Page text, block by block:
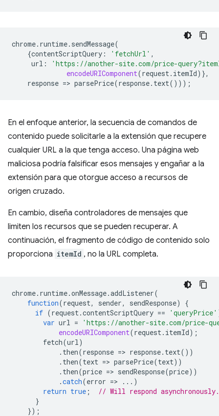
chrome. runtime. sendMessage(
{contentScriptQuery : 'fetchUrl' ,
url :
'https://another-site.com/price-
encodeURIComponent(request. itemId)},
response => parsePrice(response. text()));
En el enfoque anterior, la secuencia de comandos de
contenido puede solicitarle a la extensión que recupere
cualquier URL a la que tenga acceso. Una página web
maliciosa podría falsificar esos mensajes y engañar a la
extensión para que otorgue acceso a recursos de
origen cruzado.
En cambio, diseña controladores de mensajes que
limiten los recursos que se pueden recuperar. A
continuación, el fragmento de código de contenido solo
proporciona itemId , no la URL completa.
chrome. runtime.onMessage.addListener(
function(request, sender, sendResponse)
{
if (request.contentScriptQuery == 'queryPrice'
var url =
'https://another-site.com/price-
encodeURIComponent(request. itemId);
fetch(url)
. then(response => response. text())
. then(text => parsePrice(text))
. then(price => sendResponse(price))
.catch(error =>
...)
return true ;
// Will respond asynchronously.
}
});